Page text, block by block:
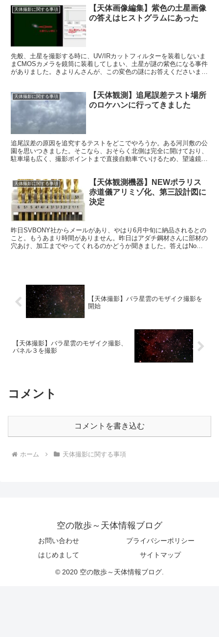
天体撮影に関する事項
【天体画像編集】紫色の土星画像
の答えはヒストグラムにあった
先般、土星を撮影する時に、UV/IRカットフィルターを装着しないま
まCMOSカメラを鏡筒に装着してしまい、土星が謎の紫色になる事件
がありました。きよりんさんが、この変色の謎にお答えくださいまし
天体撮影に関する事項
【天体観測】追尾誤差テスト場所
のロケハンに行ってきました
追尾誤差の原因を追究するテストをどこでやろうか。ある河川敷の公
園を思いつきました。そこなら、おそらく北側は完全に開けており、
駐車場も広く、撮影ポイントまで直接自動車でいけるため、望遠鏡の
天体撮影に関する事項
【天体観測機器】NEWポラリス
赤道儀アリミゾ化、第三設計図に
決定
昨日SVBONY社からメールがあり、やはり6月中旬に納品されるとの
こと。もうあまり時間がありません。昨日はアダチ鋼材さんに部材の
穴あけ、加工までやってくれるのかどうか聞きました。答えはNoで
【天体撮影】バラ星雲のモザイク撮影を
開始
【天体撮影】バラ星雲のモザイク撮影、
パネル３を撮影
コメント
コメントを書き込む
ホーム 天体撮影に関する事項
空の散歩～天体情報ブログ
お問い合わせ
プライバシーポリシー
はじめまして
サイトマップ
© 2020 空の散歩～天体情報ブログ.